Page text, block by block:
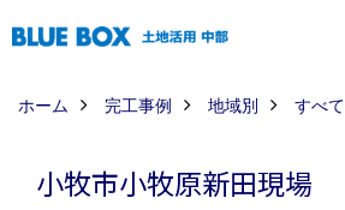
ホーム 完工事例 地域別 すべて
小牧市小牧原新田現場